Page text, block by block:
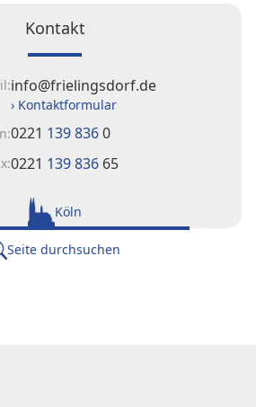
Kontakt
info@frielingsdorf.de
› Kontaktformular
0221 139 8360
0221 139 836 65
Köln
Seite durchsuchen